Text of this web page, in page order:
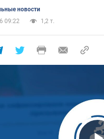
новости
09:22
1,2 т.